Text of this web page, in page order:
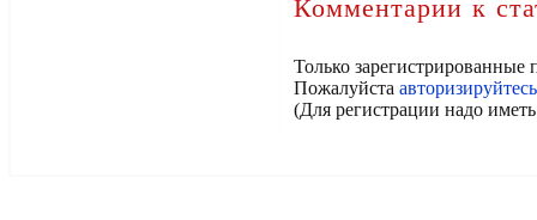
Комментарии к
Только зарегистрированные
Пожалуйста авторизируйтесь
(Для регистрации надо